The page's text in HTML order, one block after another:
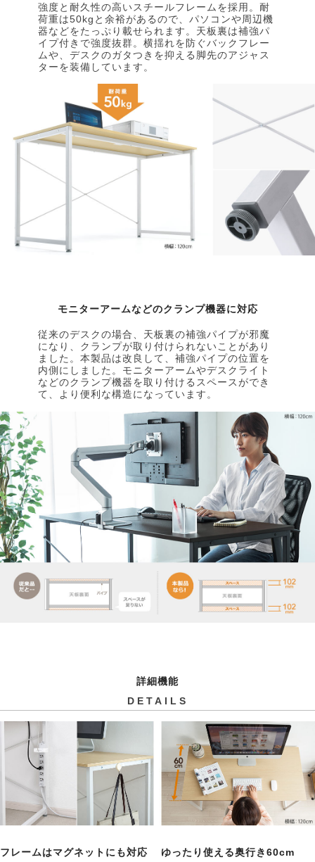
強度と耐久性の高いスチールフレームを採用。耐
荷重は50kgと余裕があるので、パソコンや周辺機
器などをたっぷり載せられます。天板裏は補強パ
イプ付きで強度抜群。横揺れを防ぐバックフレー
ムや、デスクのガタつきを抑える脚先のアジャス
ターを装備しています。
モニターアームなどのクランプ機器に対応
従来のデスクの場合、天板裏の補強パイプが邪魔
になり、クランプが取り付けられないことがあり
ました。本製品は改良して、補強パイプの位置を
内側にしました。モニターアームやデスクライト
などのクランプ機器を取り付けるスペースができ
て、より便利な構造になっています。
詳細機能
DETAILS
フレームはマグネットにも対応
ゆったり使える奥行き60cm